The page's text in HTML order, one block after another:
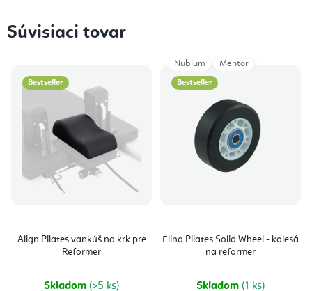
Súvisiaci tovar
Bestseller
Align Pilates vankúš na krk pre
Reformer
Skladom (>5 ks)
Bestseller
Elina Pilates Solid Wheel - kolesá
na reformer
Skladom (1 ks)
Nubium Mentor